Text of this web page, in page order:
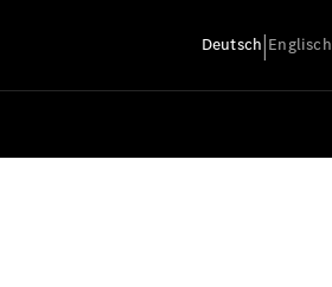
Deutsch|Englisch